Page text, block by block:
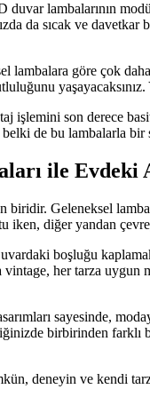
lambalarının
da sıcak ve
lambalara göre çok
son derece
de bu lambalarla bir
ile Evdeki
Geleneksel
iken, diğer yandan
boşluğu
her tarza
sayesinde,
birbirinden
deneyin ve kendi